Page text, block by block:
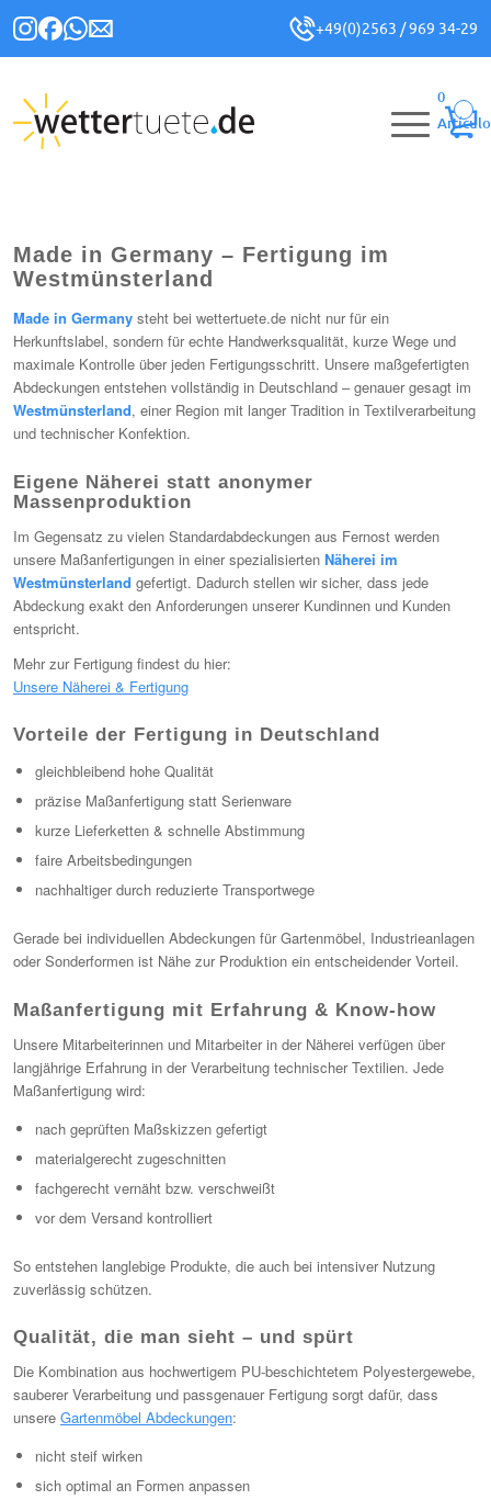
+49(0)2563 / 969 34-29
0
Artículo
Made in Germany – Fertigung im
Westmünsterland
Made in Germany steht bei wettertuete.de nicht nur für ein
Herkunftslabel, sondern für echte Handwerksqualität, kurze Wege und
maximale Kontrolle über jeden Fertigungsschritt. Unsere maßgefertigten
Abdeckungen entstehen vollständig in Deutschland – genauer gesagt im
Westmünsterland, einer Region mit langer Tradition in Textilverarbeitung
und technischer Konfektion.
Eigene Näherei statt anonymer
Massenproduktion
Im Gegensatz zu vielen Standardabdeckungen aus Fernost werden
unsere Maßanfertigungen in einer spezialisierten Näherei im
Westmünsterland gefertigt. Dadurch stellen wir sicher, dass jede
Abdeckung exakt den Anforderungen unserer Kundinnen und Kunden
entspricht.
Mehr zur Fertigung findest du hier:
Unsere Näherei & Fertigung
Vorteile der Fertigung in Deutschland
gleichbleibend hohe Qualität
präzise Maßanfertigung statt Serienware
kurze Lieferketten & schnelle Abstimmung
faire Arbeitsbedingungen
nachhaltiger durch reduzierte Transportwege
Gerade bei individuellen Abdeckungen für Gartenmöbel, Industrieanlagen
oder Sonderformen ist Nähe zur Produktion ein entscheidender Vorteil.
Maßanfertigung mit Erfahrung & Know-how
Unsere Mitarbeiterinnen und Mitarbeiter in der Näherei verfügen über
langjährige Erfahrung in der Verarbeitung technischer Textilien. Jede
Maßanfertigung wird:
nach geprüften Maßskizzen gefertigt
materialgerecht zugeschnitten
fachgerecht vernäht bzw. verschweißt
vor dem Versand kontrolliert
So entstehen langlebige Produkte, die auch bei intensiver Nutzung
zuverlässig schützen.
Qualität, die man sieht – und spürt
Die Kombination aus hochwertigem PU-beschichtetem Polyestergewebe,
sauberer Verarbeitung und passgenauer Fertigung sorgt dafür, dass
unsere Gartenmöbel Abdeckungen:
nicht steif wirken
sich optimal an Formen anpassen